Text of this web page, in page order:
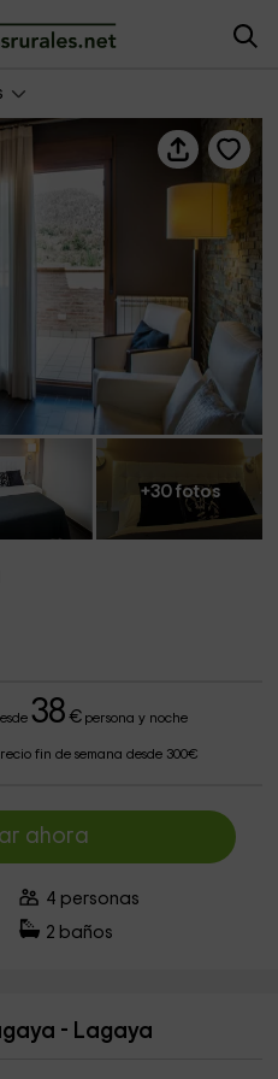
+30 fotos
38 €persona y noche
fin de semana desde 300€
ahora
4 personas
2 baños
- Lagaya